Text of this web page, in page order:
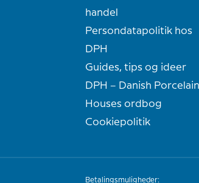
handel
Persondatapolitik hos
DPH
Guides, tips og ideer
DPH – Danish Porcelain
Houses ordbog
Cookiepolitik
Betalingsmuligheder: